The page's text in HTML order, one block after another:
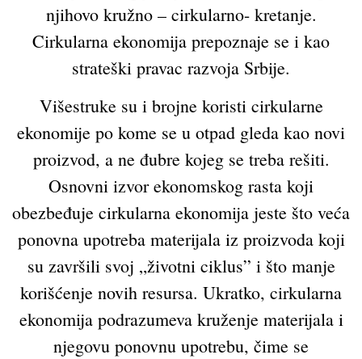
njihovo kružno – cirkularno- kretanje.
Cirkularna ekonomija prepoznaje se i kao
strateški pravac razvoja Srbije.
Višestruke su i brojne koristi cirkularne
ekonomije po kome se u otpad gleda kao novi
proizvod, a ne đubre kojeg se treba rešiti.
Osnovni izvor ekonomskog rasta koji
obezbeđuje cirkularna ekonomija jeste što veća
ponovna upotreba materijala iz proizvoda koji
su završili svoj „životni ciklus” i što manje
korišćenje novih resursa. Ukratko, cirkularna
ekonomija podrazumeva kruženje materijala i
njegovu ponovnu upotrebu, čime se